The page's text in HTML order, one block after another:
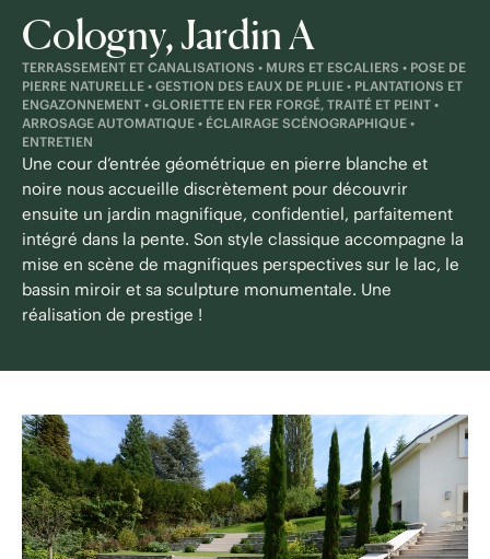
Cologny, Jardin A
TERRASSEMENT ET CANALISATIONS • MURS ET ESCALIERS • POSE DE
PIERRE NATURELLE • GESTION DES EAUX DE PLUIE • PLANTATIONS ET
ENGAZONNEMENT • GLORIETTE EN FER FORGÉ, TRAITÉ ET PEINT •
ARROSAGE AUTOMATIQUE • ÉCLAIRAGE SCÉNOGRAPHIQUE •
ENTRETIEN
Une cour d’entrée géométrique en pierre blanche et
noire nous accueille discrètement pour découvrir
ensuite un jardin magnifique, confidentiel, parfaitement
intégré dans la pente. Son style classique accompagne la
mise en scène de magnifiques perspectives sur le lac, le
bassin miroir et sa sculpture monumentale. Une
réalisation de prestige !